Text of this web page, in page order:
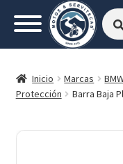
por:
Inicio Marcas
Protección
Barra Baja